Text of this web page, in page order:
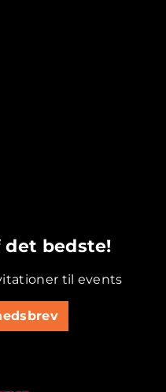
det bedste!
til events